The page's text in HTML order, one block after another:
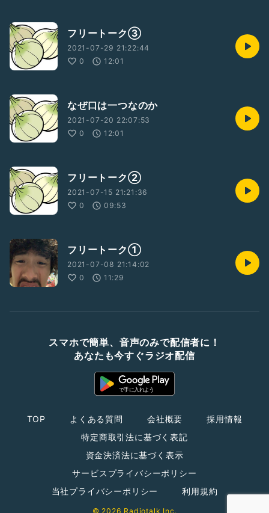
フリートーク③
2021-07-29 21:22:44
0
12:01
なぜ口は一つなのか
2021-07-20 22:07:53
0
12:01
フリートーク②
2021-07-15 21:21:36
0
09:53
フリートーク①
2021-07-08 21:14:02
0
11:29
スマホで簡単、音声のみで配信者に！
あなたも今すぐラジオ配信
TOP よくある質問 会社概要
採用情報
特定商取引法に基づく表記
資金決済法に基づく表示
サービスプライバシーポリシー
当社プライバシーポリシー
利用規約
© 2026 Radiotalk Inc.